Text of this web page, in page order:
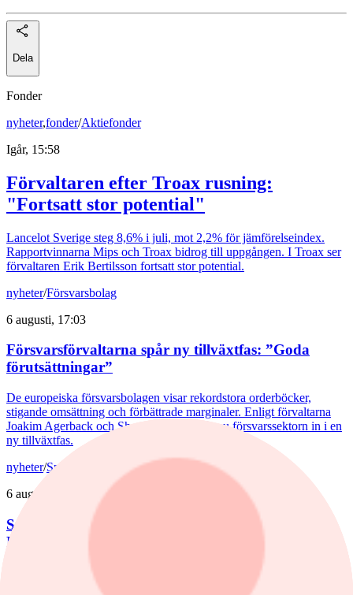
Dela
Fonder
nyheter,fonder/Aktiefonder
Igår, 15:58
Förvaltaren efter Troax rusning:
"Fortsatt stor potential"
Lancelot Sverige steg 8,6% i juli, mot 2,2% för jämförelseindex.
Rapportvinnarna Mips och Troax bidrog till uppgången. I Troax ser
förvaltaren Erik Bertilsson fortsatt stor potential.
nyheter/Försvarsbolag
6 augusti, 17:03
Försvarsförvaltarna spår ny tillväxtfas: ”Goda
förutsättningar”
De europeiska försvarsbolagen visar rekordstora orderböcker,
stigande omsättning och förbättrade marginaler. Enligt förvaltarna
Joakim Agerback och Shayan Heidari går nu försvarssektorn in i en
ny tillväxtfas.
nyheter/Spiltan Småbolagsfond
6 augusti, 14:51
Spiltan Småbolagsfond lyfte i juli – tar in
RaySearch
Efter en svagare utveckling hittills i år fick Spiltan Småbolagsfond
ett tydligt lyft i juli. Mips bidrog mest till uppgången, medan